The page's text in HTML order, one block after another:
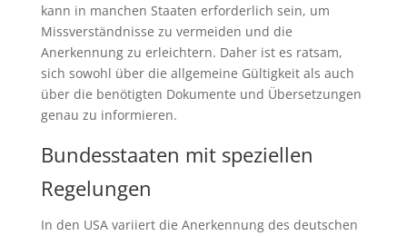
kann in manchen Staaten erforderlich sein, um
Missverständnisse zu vermeiden und die
Anerkennung zu erleichtern. Daher ist es ratsam,
sich sowohl über die allgemeine Gültigkeit als auch
über die benötigten Dokumente und Übersetzungen
genau zu informieren.
Bundesstaaten mit speziellen
Regelungen
In den USA variiert die Anerkennung des deutschen